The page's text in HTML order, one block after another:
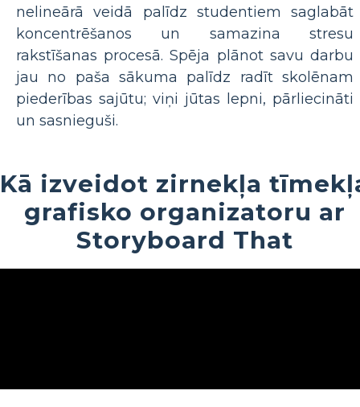
nelineārā veidā palīdz studentiem saglabāt
koncentrēšanos un samazina stresu
rakstīšanas procesā. Spēja plānot savu darbu
jau no paša sākuma palīdz radīt skolēnam
piederības sajūtu; viņi jūtas lepni, pārliecināti
un sasnieguši.
Kā izveidot zirnekļa
grafisko organizatoru ar
Storyboard That